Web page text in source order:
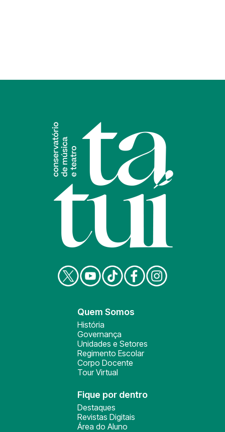
Quem Somos
História
Governança
Unidades e Setores
Regimento Escolar
Corpo Docente
Tour Virtual
Fique por dentro
Destaques
Revistas Digitais
Área do Aluno